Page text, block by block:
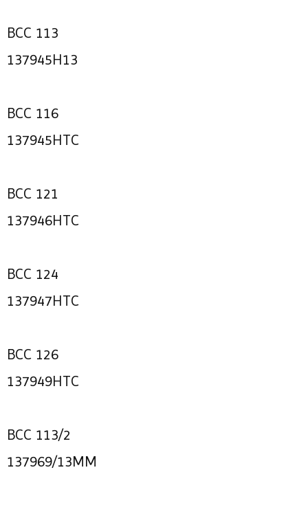
BCC 113
137945H13
BCC 116
137945HTC
BCC 121
137946HTC
BCC 124
137947HTC
BCC 126
137949HTC
BCC 113/2
137969/13MM